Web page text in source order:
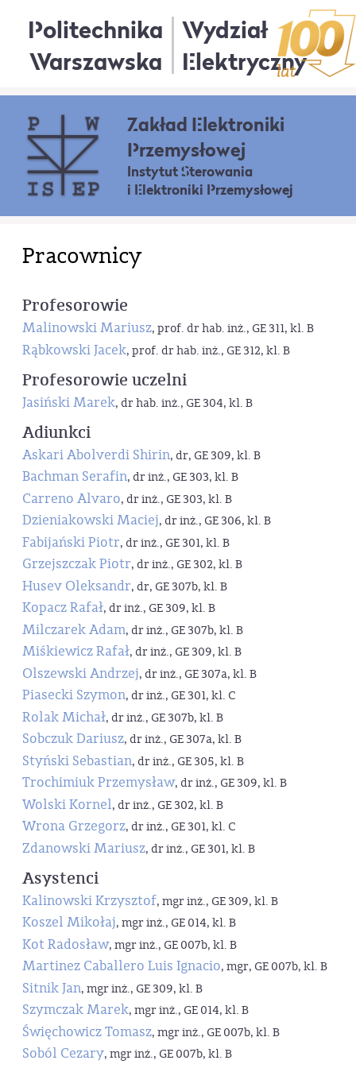
Politechnika
Warszawska
Wydział
Elektryczny
Zakład Elektroniki
Przemysłowej
Instytut Sterowania
i Elektroniki Przemysłowej
Pracownicy
Profesorowie
Malinowski Mariusz, prof. dr hab. inż., GE 311, kl. B
Rąbkowski Jacek, prof. dr hab. inż., GE 312, kl. B
Profesorowie uczelni
Jasiński Marek, dr hab. inż., GE 304, kl. B
Adiunkci
Askari Abolverdi Shirin, dr, GE 309, kl. B
Bachman Serafin, dr inż., GE 303, kl. B
Carreno Alvaro, dr inż., GE 303, kl. B
Dzieniakowski Maciej, dr inż., GE 306, kl. B
Fabijański Piotr, dr inż., GE 301, kl. B
Grzejszczak Piotr, dr inż., GE 302, kl. B
Husev Oleksandr, dr, GE 307b, kl. B
Kopacz Rafał, dr inż., GE 309, kl. B
Milczarek Adam, dr inż., GE 307b, kl. B
Miśkiewicz Rafał, dr inż., GE 309, kl. B
Olszewski Andrzej, dr inż., GE 307a, kl. B
Piasecki Szymon, dr inż., GE 301, kl. C
Rolak Michał, dr inż., GE 307b, kl. B
Sobczuk Dariusz, dr inż., GE 307a, kl. B
Styński Sebastian, dr inż., GE 305, kl. B
Trochimiuk Przemysław, dr inż., GE 309, kl. B
Wolski Kornel, dr inż., GE 302, kl. B
Wrona Grzegorz, dr inż., GE 301, kl. C
Zdanowski Mariusz, dr inż., GE 301, kl. B
Asystenci
Kalinowski Krzysztof, mgr inż., GE 309, kl. B
Koszel Mikołaj, mgr inż., GE 014, kl. B
Kot Radosław, mgr inż., GE 007b, kl. B
Martinez Caballero Luis Ignacio, mgr, GE 007b, kl. B
Sitnik Jan, mgr inż., GE 309, kl. B
Szymczak Marek, mgr inż., GE 014, kl. B
Święchowicz Tomasz, mgr inż., GE 007b, kl. B
Soból Cezary, mgr inż., GE 007b, kl. B